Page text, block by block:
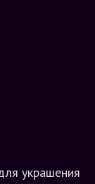
украшения